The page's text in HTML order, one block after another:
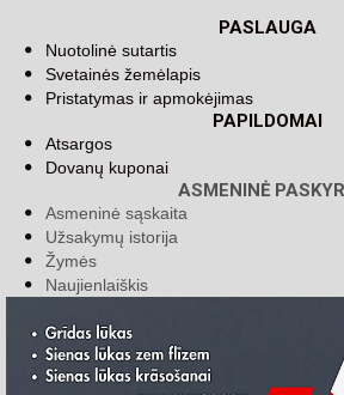
PASLAUGA
Nuotolinė sutartis
Svetainės žemėlapis
Pristatymas ir apmokėjimas
PAPILDOMAI
Atsargos
Dovanų kuponai
ASMENINĖ
Asmeninė sąskaita
Užsakymų istorija
Žymės
Naujienlaiškis